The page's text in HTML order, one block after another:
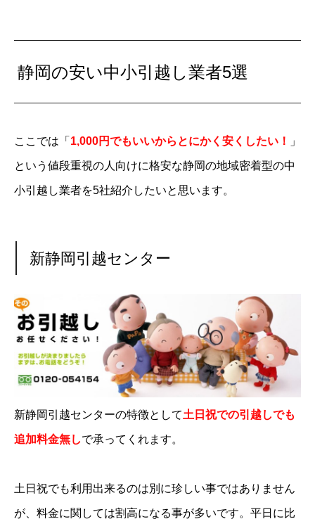
静岡の安い中小引越し業者5選
ここでは「 1,000円でもいいからとにかく安くしたい！ 」
という値段重視の人向けに格安な静岡の地域密着型の中
小引越し業者を5社紹介したいと思います。
新静岡引越センター
新静岡引越センターの特徴として土日祝での引越しでも
追加料金無しで承ってくれます。
土日祝でも利用出来るのは別に珍しい事ではありません
が、料金に関しては割高になる事が多いです。平日に比